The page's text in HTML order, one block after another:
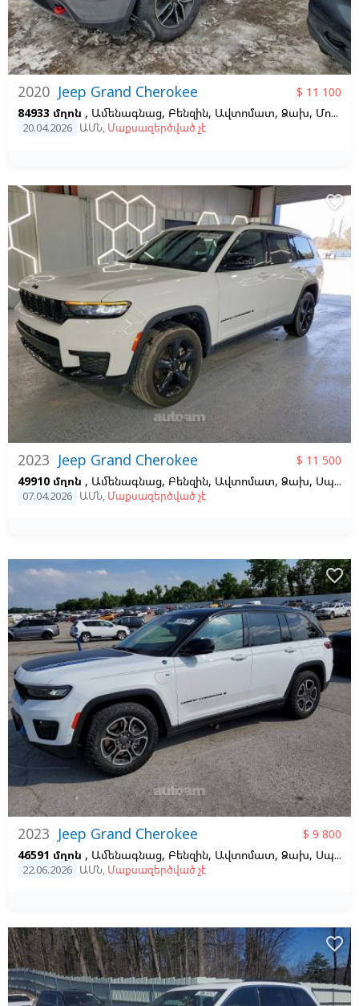
2020 Jeep Grand Cherokee
$ 11 100
84933 մղոն , Ամենագնաց, Բենզին, Ավտոմատ, Ձախ, Մոխրագույն, 3.6
20.04.2026 ԱՄՆ, Մաքսազերծված չէ
2023 Jeep Grand Cherokee
$ 11 500
49910 մղոն , Ամենագնաց, Բենզին, Ավտոմատ, Ձախ, Սպիտակ,
07.04.2026 ԱՄՆ, Մաքսազերծված չէ
favorite_border
2023 Jeep Grand Cherokee
$ 9 800
46591 մղոն , Ամենագնաց, Բենզին, Ավտոմատ, Ձախ, Սպիտակ
22.06.2026 ԱՄՆ, Մաքսազերծված չէ
favorite_border
favorite_border